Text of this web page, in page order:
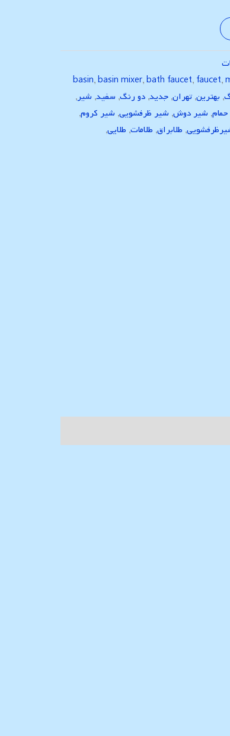
basin,basin mixer,bath faucet, faucet,
, بهترین, تهران, جدید, دو رنگ, سفید, شیر,
, شیر دوش, شیر ظرفشویی, شیر کروم,
, طلابراق, طلامات, طلایی,